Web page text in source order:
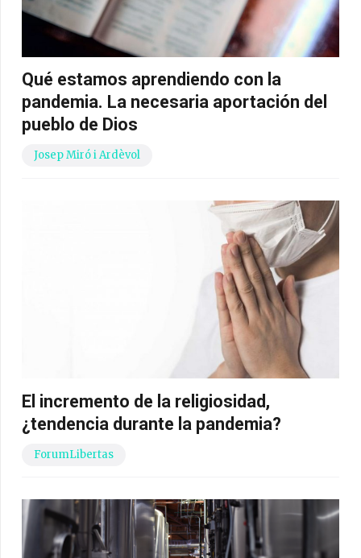
Qué estamos aprendiendo con la
pandemia. La necesaria aportación del
pueblo de Dios
Josep Miró i Ardèvol
El incremento de la religiosidad,
¿tendencia durante la pandemia?
ForumLibertas